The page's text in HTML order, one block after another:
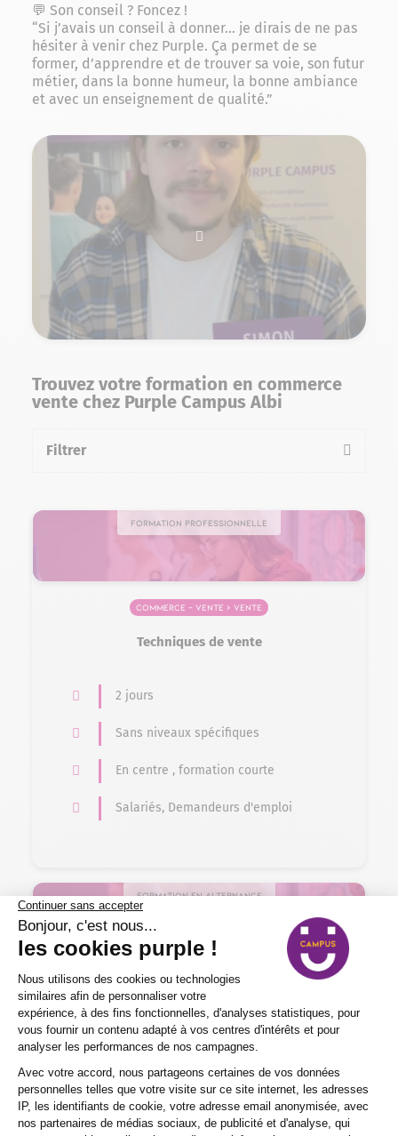
💬 Son conseil ? Foncez !
“Si j’avais un conseil à donner… je dirais de ne pas
hésiter à venir chez Purple. Ça permet de se
former, d’apprendre et de trouver sa voie, son futur
métier, dans la bonne humeur, la bonne ambiance
et avec un enseignement de qualité.”
Trouvez votre formation en commerce
vente chez Purple Campus Albi
Filtrer
Formation professionnelle
Commerce – Vente > Vente
Techniques de vente​
2 jours
Sans niveaux spécifiques
En centre , formation courte
Salariés, Demandeurs d'emploi
Formation en alternance
Commerce – Vente > Commerce
Responsable de commerces et de la
distribution
1 an
Nos certificats, titres et diplômes de